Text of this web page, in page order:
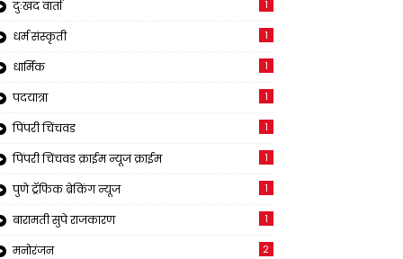
दुःखद वार्ता 1
धर्म संस्कृती 1
धार्मिक 1
पदयात्रा 1
पिंपरी चिंचवड 1
पिंपरी चिंचवड क्राईम न्यूज क्राईम 1
पुणे ट्रॅफिक ब्रेकिंग न्यूज 1
बारामती सुपे राजकारण 1
मनोरंजन 2